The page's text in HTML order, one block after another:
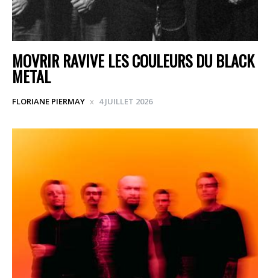
MOVRIR RAVIVE LES COULEURS DU BLACK
METAL
FLORIANE PIERMAY 4 JUILLET 2026